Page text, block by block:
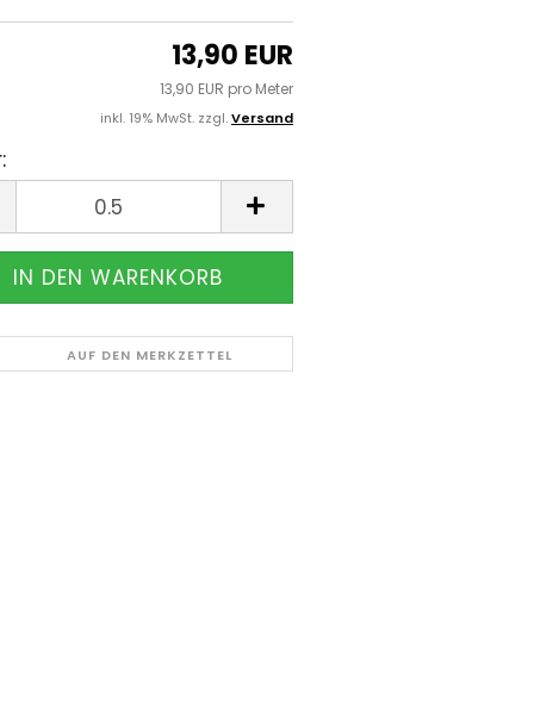
13,90 EUR
13,90 EUR pro Meter
inkl. 19% MwSt. zzgl.Versand
AUF DEN MERKZETTEL